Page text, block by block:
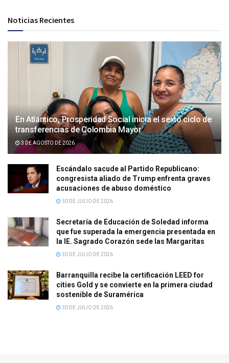
Noticias Recientes
En Atlántico, Prosperidad Social inicia el sexto ciclo de
transferencias de Colombia Mayor
3 DE AGOSTO DE 2026
Escándalo sacude al Partido Republicano:
congresista aliado de Trump enfrenta graves
acusaciones de abuso doméstico
30 DE JULIO DE 2026
Secretaría de Educación de Soledad informa
que fue superada la emergencia presentada en
la IE. Sagrado Corazón sede las Margaritas
30 DE JULIO DE 2026
Barranquilla recibe la certificación LEED for
cities Gold y se convierte en la primera ciudad
sostenible de Suramérica
30 DE JULIO DE 2026